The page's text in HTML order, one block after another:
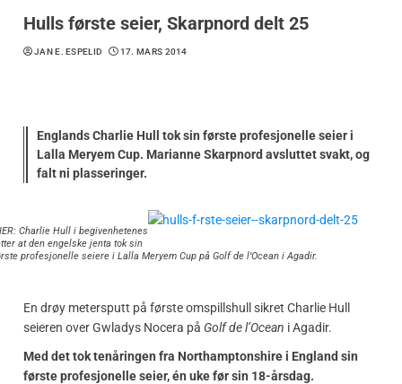
Hulls første seier, Skarpnord delt 25
JAN E. ESPELID 17. MARS 2014
Englands Charlie Hull tok sin første profesjonelle seier i
Lalla Meryem Cup. Marianne Skarpnord avsluttet svakt, og
falt ni plasseringer.
Charlie Hull i begivenhetenes
at den engelske jenta tok sin
profesjonelle seiere i Lalla Meryem Cup på Golf de l’Ocean i Agadir.
En drøy metersputt på første omspillshull sikret Charlie Hull
seieren over Gwladys Nocera på Golf de l’Ocean i Agadir.
Med det tok tenåringen fra Northamptonshire i England sin
første profesjonelle seier, én uke før sin 18-årsdag.